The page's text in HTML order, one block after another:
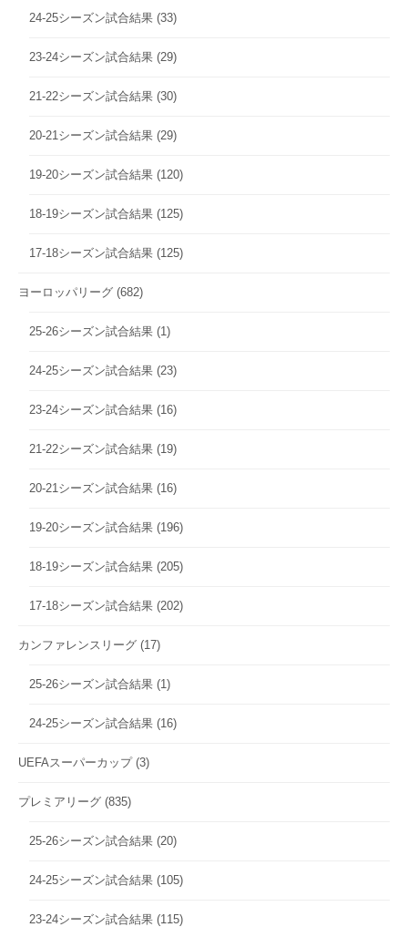
24-25シーズン試合結果 (33)
23-24シーズン試合結果 (29)
21-22シーズン試合結果 (30)
20-21シーズン試合結果 (29)
19-20シーズン試合結果 (120)
18-19シーズン試合結果 (125)
17-18シーズン試合結果 (125)
ヨーロッパリーグ (682)
25-26シーズン試合結果 (1)
24-25シーズン試合結果 (23)
23-24シーズン試合結果 (16)
21-22シーズン試合結果 (19)
20-21シーズン試合結果 (16)
19-20シーズン試合結果 (196)
18-19シーズン試合結果 (205)
17-18シーズン試合結果 (202)
カンファレンスリーグ (17)
25-26シーズン試合結果 (1)
24-25シーズン試合結果 (16)
UEFAスーパーカップ(3)
プレミアリーグ (835)
25-26シーズン試合結果 (20)
24-25シーズン試合結果 (105)
23-24シーズン試合結果 (115)